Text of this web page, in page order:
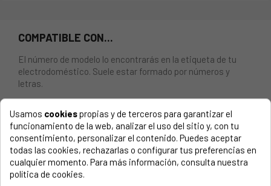
COMPATIBLE CON...
El número de modelo lo encontrarás en la etiqueta de tu
electrodoméstico. Suele estar formado por números y
letras.
CIERRE PARA PUERTA LAVAVAJILLAS TEKA,EDESA,
CATA, MIDEA, ETC.. 81785283
AMICA, 3LVF-424.1IT
Usamos cookiespropias y de terceros para garantizar el
funcionamiento de la web, analizar el uso del sitio y, con tu
consentimiento, personalizar el contenido. Puedes aceptar
todas las cookies, rechazarlas o configurar tus preferencias en
cualquier momento. Para más información, consulta nuestra
política de cookies.